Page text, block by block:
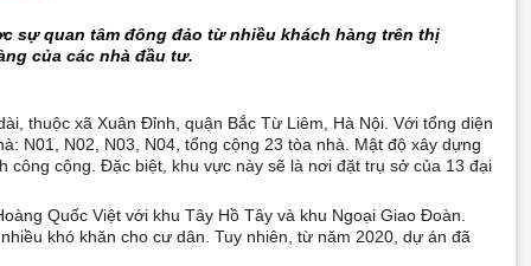
sự quan tâm đông đảo từ nhiều khách hàng trên thị
của các nhà đầu tư.
thuộc xã Xuân Đỉnh, quận Bắc Từ Liêm, Hà Nội. Với tổng diện
N01, N02, N03, N04, tổng cộng 23 tòa nhà. Mật độ xây dựng
công cộng. Đặc biệt, khu vực này sẽ là nơi đặt trụ sở của 13 đại
Quốc Việt với khu Tây Hồ Tây và khu Ngoại Giao Đoàn.
khó khăn cho cư dân. Tuy nhiên, từ năm 2020, dự án đã